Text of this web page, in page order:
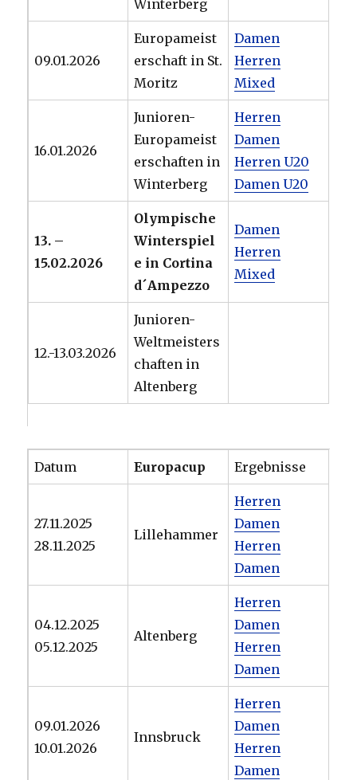
Winterberg
09.01.2026
Europameist
erschaft in St.
Moritz
Damen
Herren
Mixed
16.01.2026
Junioren-
Europameist
erschaften in
Winterberg
Herren
Damen
Herren U20
Damen U20
13. –
15.02.2026
Olympische
Winterspiel
e in Cortina
d´Ampezzo
Damen
Herren
Mixed
12.-13.03.2026
Junioren-
Weltmeisters
chaften in
Altenberg
Datum Europacup Ergebnisse
27.11.2025
28.11.2025
Lillehammer
Herren
Damen
Herren
Damen
04.12.2025
05.12.2025
Altenberg
Herren
Damen
Herren
Damen
09.01.2026
10.01.2026
Innsbruck
Herren
Damen
Herren
Damen